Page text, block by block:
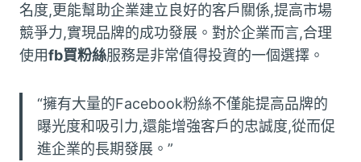
名度,更能幫助企業建立良好的客戶關係,提高市場
競爭力,實現品牌的成功發展。對於企業而言,合理
使用fb買粉絲服務是非常值得投資的一個選擇。
“擁有大量的Facebook粉絲不僅能提高品牌的
曝光度和吸引力,還能增強客戶的忠誠度,從而促
進企業的長期發展。”